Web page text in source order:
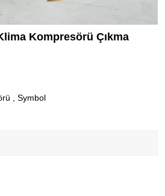
Kompresörü Çıkma
Symbol